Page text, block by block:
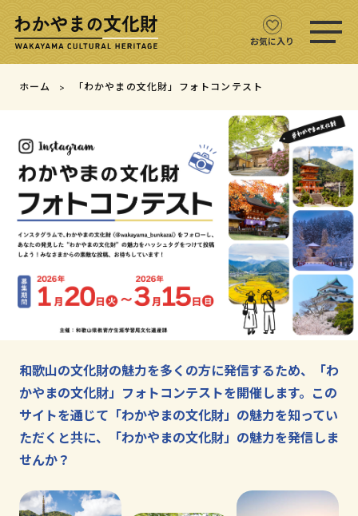
お気に入り
を
開
く
文化財をさがす
テーマからさがす
注目の文化財
文化財クイズ
文化財をめぐる
文化財とは
和歌山の世界遺産
お知らせ
ホーム 「わかやまの文化財」フォトコンテスト
和歌山の文化財の魅力を多くの方に発信するため、「わ
かやまの文化財」フォトコンテストを開催します。この
サイトを通じて「わかやまの文化財」の魅力を知ってい
ただくと共に、「わかやまの文化財」の魅力を発信しま
せんか？